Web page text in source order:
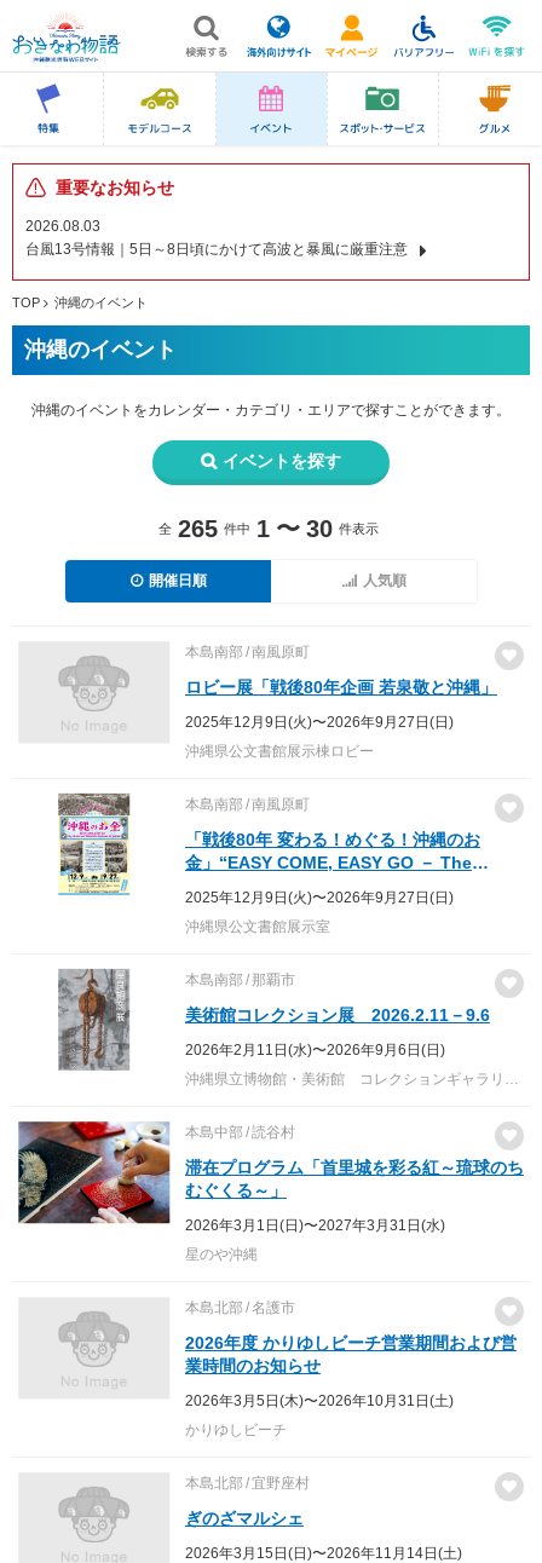
重要なお知らせ
2026.08.03
台風13号情報｜5日～8日頃にかけて高波と暴風に厳重注意
TOP 沖縄のイベント
沖縄のイベント
沖縄のイベントをカレンダー・カテゴリ・エリアで探すことができます。
イベントを探す
全 265 件中 1 〜 30 件表示
開催日順 人気順
本島南部 南風原町
ロビー展「戦後80年企画 若泉敬と沖縄」
2025年12月9日(火)〜2026年9月27日(日)
沖縄県公文書館展示棟ロビー
本島南部 南風原町
「戦後80年 変わる！めぐる！沖縄のお
金」“EASY COME, EASY GO － The
2025年12月9日(火)〜2026年9月27日(日)
沖縄県公文書館展示室
本島南部 那覇市
美術館コレクション展 2026.2.11－9.6
2026年2月11日(水)〜2026年9月6日(日)
沖縄県立博物館・美術館 コレクションギャラリー1，コレクションギャラリー2，コレクションギャラリー3
本島中部 読谷村
滞在プログラム「首里城を彩る紅～琉球のち
むぐくる～」
2026年3月1日(日)〜2027年3月31日(水)
星のや沖縄
本島北部 名護市
2026年度 かりゆしビーチ営業期間および営
業時間のお知らせ
2026年3月5日(木)〜2026年10月31日(土)
かりゆしビーチ
本島北部 宜野座村
ぎのざマルシェ
2026年3月15日(日)〜2026年11月14日(土)